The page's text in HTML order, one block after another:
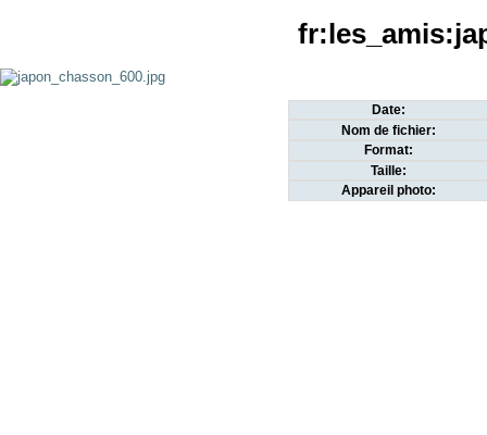
Date:
Nom de fichier:
Format:
Taille:
Appareil photo: